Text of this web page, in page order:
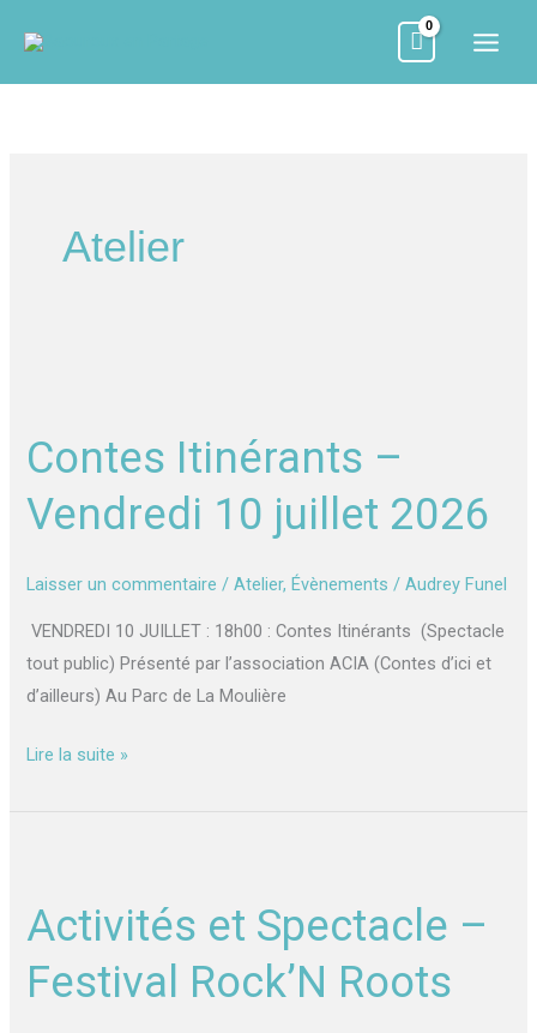
contenu
Atelier
Contes Itinérants –
Vendredi 10 juillet 2026
Laisser un commentaire /Atelier,Évènements /Audrey Funel
VENDREDI 10 JUILLET : 18h00 : Contes Itinérants (Spectacle
tout public) Présenté par l’association ACIA (Contes d’ici et
d’ailleurs) Au Parc de La Moulière
–
10
2026
Lire la suite »
Activités et Spectacle –
Festival Rock’N Roots
Spectacle
Festival